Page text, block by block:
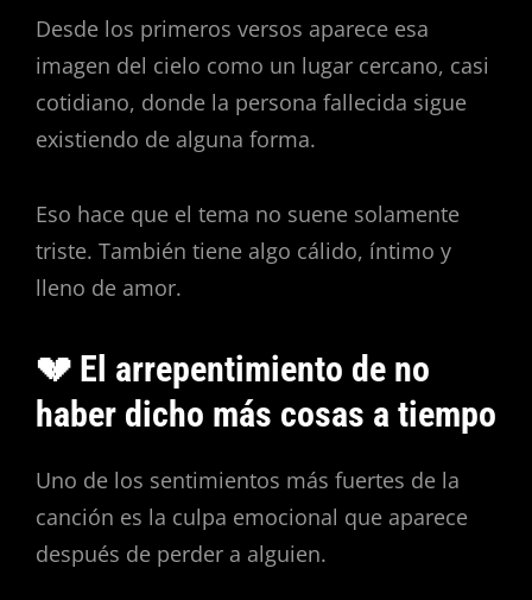
Desde los primeros versos aparece esa
imagen del cielo como un lugar cercano, casi
cotidiano, donde la persona fallecida sigue
existiendo de alguna forma.
Eso hace que el tema no suene solamente
triste. También tiene algo cálido, íntimo y
lleno de amor.
💔 El arrepentimiento de no
haber dicho más cosas a tiempo
Uno de los sentimientos más fuertes de la
canción es la culpa emocional que aparece
después de perder a alguien.